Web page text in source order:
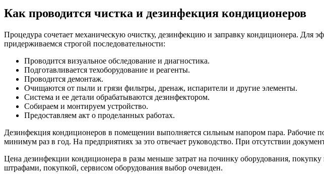
Как проводится чистка и дезинфекция кондиционеров
Процедура сочетает механическую очистку, дезинфекцию и заправку кондиционера.
придерживаемся строгой последовательности:
Проводится визуальное обследование и диагностика.
Подготавливается техоборудование и реагенты.
Проводится демонтаж.
Очищаются от пыли и грязи фильтры, дренаж, испарители и другие элементы.
Система и ее детали обрабатываются дезинфектором.
Собираем и монтируем устройство.
Предоставляем акт о проделанных работах.
Дезинфекция кондиционеров в помещении выполняется сильным напором пара.
минимум раз в год. На предприятиях за это отвечает руководство. При отсутствии
Цена дезинфекции кондиционера в разы меньше затрат на починку оборудования,
штрафами, покупкой, сервисом оборудования выбор очевиден.